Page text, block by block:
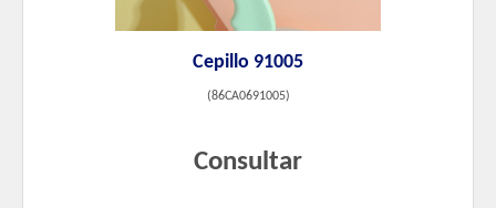
Cepillo 91005
(86CA0691005)
Consultar